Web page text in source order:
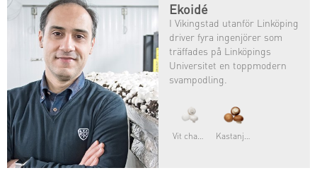
Ekoidé
I Vikingstad utanför Linköping
driver fyra ingenjörer som
träffades på Linköpings
Universitet en toppmodern
svampodling.
Vit champinjon Kastanjechampinjon